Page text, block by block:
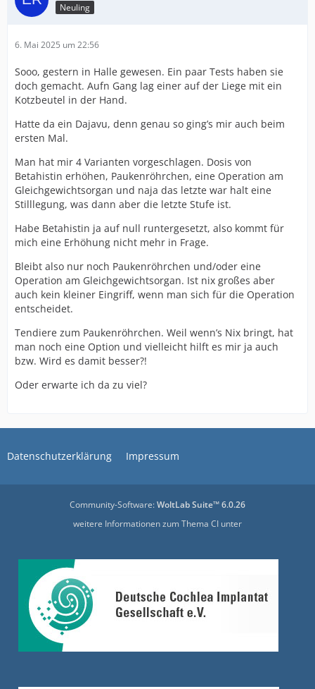
Neuling
6. Mai 2025 um 22:56
Sooo, gestern in Halle gewesen. Ein paar Tests haben sie
doch gemacht. Aufn Gang lag einer auf der Liege mit ein
Kotzbeutel in der Hand.
Hatte da ein Dajavu, denn genau so ging’s mir auch beim
ersten Mal.
Man hat mir 4 Varianten vorgeschlagen. Dosis von
Betahistin erhöhen, Paukenröhrchen, eine Operation am
Gleichgewichtsorgan und naja das letzte war halt eine
Stilllegung, was dann aber die letzte Stufe ist.
Habe Betahistin ja auf null runtergesetzt, also kommt für
mich eine Erhöhung nicht mehr in Frage.
Bleibt also nur noch Paukenröhrchen und/oder eine
Operation am Gleichgewichtsorgan. Ist nix großes aber
auch kein kleiner Eingriff, wenn man sich für die Operation
entscheidet.
Tendiere zum Paukenröhrchen. Weil wenn’s Nix bringt, hat
man noch eine Option und vielleicht hilft es mir ja auch
bzw. Wird es damit besser?!
Oder erwarte ich da zu viel?
Datenschutzerklärung Impressum
Community-Software:WoltLab Suite™ 6.0.26
weitere Informationen zum Thema CI unter